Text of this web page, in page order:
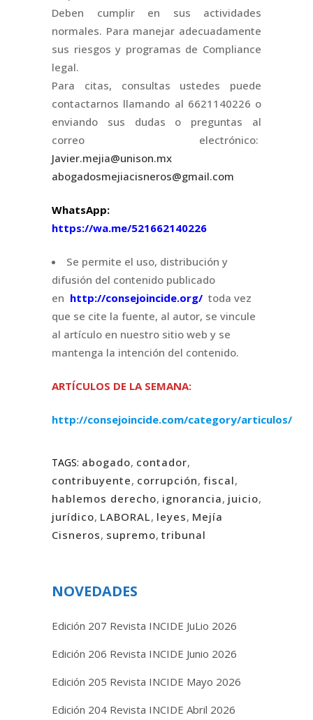
Deben cumplir en sus actividades
normales. Para manejar adecuadamente
sus riesgos y programas de Compliance
legal.
Para citas, consultas ustedes puede
contactarnos llamando al 6621140226 o
enviando sus dudas o preguntas al
correo electrónico:
Javier.mejia@unison.mx
abogadosmejiacisneros@gmail.com
WhatsApp:
https://wa.me/521662140226
Se permite el uso, distribución y
difusión del contenido publicado
en http://consejoincide.org/ toda vez
que se cite la fuente, al autor, se vincule
al artículo en nuestro sitio web y se
mantenga la intención del contenido.
ARTÍCULOS DE LA SEMANA:
http://consejoincide.com/category/articulos/
TAGS: abogado, contador,
contribuyente, corrupción, fiscal,
hablemos derecho, ignorancia, juicio,
jurídico, LABORAL, leyes, Mejía
Cisneros, supremo, tribunal
NOVEDADES
Edición 207 Revista INCIDE JuLio 2026
Edición 206 Revista INCIDE Junio 2026
Edición 205 Revista INCIDE Mayo 2026
Edición 204 Revista INCIDE Abril 2026